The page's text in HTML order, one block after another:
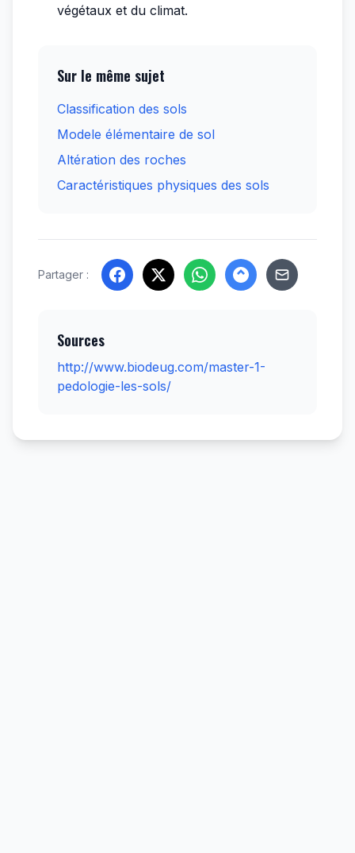
végétaux et du climat.
Sur le même sujet
Classification des sols
Modele élémentaire de sol
Altération des roches
Caractéristiques physiques des sols
Partager :
Sources
http://www.biodeug.com/master-1-
pedologie-les-sols/